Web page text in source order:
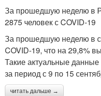
За прошедшую неделю в
2875 человек с COVID-19
За прошедшую неделю в
COVID-19, что на 29,8%
Такие актуальные
за период с 9 по 15
читать дальше →